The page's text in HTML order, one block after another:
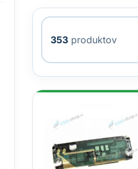
353 produktov